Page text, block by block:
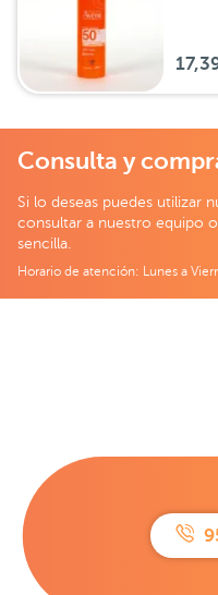
Consulta y
Si lo deseas puedes utilizar
consultar a nuestro equipo
sencilla.
Horario de atención: Lunes a